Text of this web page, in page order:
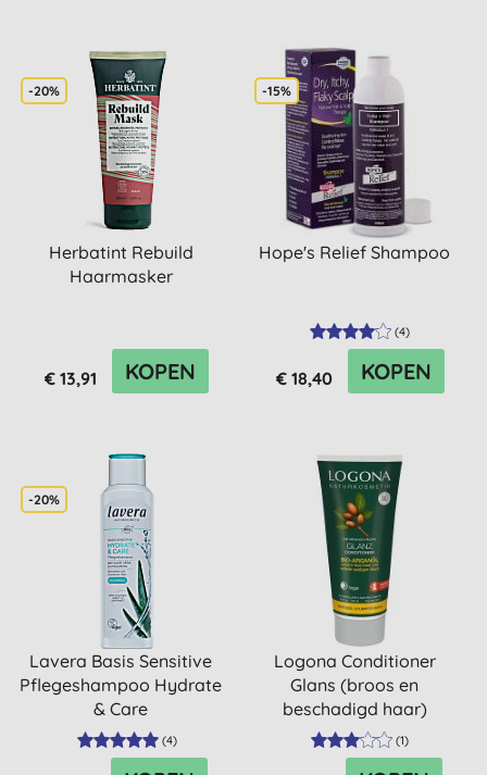
-20%
Herbatint Rebuild
Haarmasker
€ 13,91 KOPEN
-15%
Hope's Relief Shampoo
(4)
€ 18,40 KOPEN
-20%
Lavera Basis Sensitive
Pflegeshampoo Hydrate
& Care
(4)
Logona Conditioner
Glans (broos en
beschadigd haar)
(1)